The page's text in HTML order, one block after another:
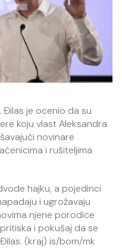
Đilas je ocenio da su
koju vlast Aleksandra
novinare
i rušiteljima
hajku, a pojedinci
i ugrožavaju
njene porodice
i pokušaj da se
(kraj) is/bom/mk